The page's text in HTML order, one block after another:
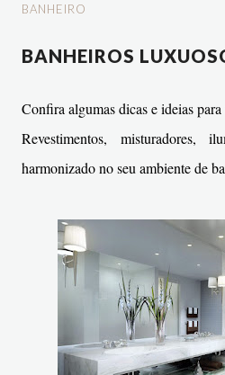
BANHEIRO
BANHEIROS
Confira algumas dicas e ideias
Revestimentos, misturadores,
harmonizado no seu ambiente de